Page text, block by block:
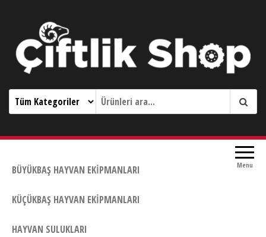
Çiftlik Shop 0533 644 3989
Menu
BÜYÜKBAŞ HAYVAN EKIPMANLARI
KÜÇÜKBAŞ HAYVAN EKIPMANLARI
HAYVAN SULUKLARI